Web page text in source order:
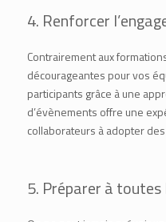
4. Renforcer
Contrairement aux
décourageantes pour vos
participants grâce à une
d’évènements offre une
collaborateurs à adopter
5. Préparer à